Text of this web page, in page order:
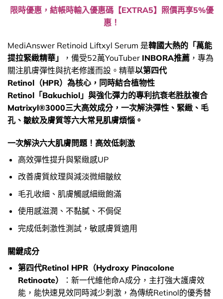
限時優惠，結帳時輸入優惠碼【EXTRA5】照價再享5%優
惠！
MediAnswer Retinoid Liftxyl Serum 是韓國大熱的「萬能
提拉緊緻精華」
，備受52萬YouTuber INBORA推薦 ，專為
關注肌膚彈性與抗老修護而設。精華以第四代
Retinol（HPR）為核心，同時結合植物性
Retinol「Bakuchiol」與強化彈力的專利抗衰老胜肽複合
Matrixyl®3000三大高效成分，一次解決彈性、緊緻、毛
孔、皺紋及膚質等六大常見肌膚煩惱。
一次解決六大肌膚問題！高效低刺激
高效彈性提升與緊緻感UP
改善膚質紋理與減淡微細皺紋
毛孔收細、肌膚觸感細緻飽滿
使用感滋潤、不黏膩、不侷促
完成低刺激性測試，敏感膚質適用
關鍵成分
第四代Retinol HPR（Hydroxy Pinacolone
Retinoate）
：新一代維他命A成分，主打強大護膚效
能，能快速見效同時減少刺激，為傳統Retinol的優秀替